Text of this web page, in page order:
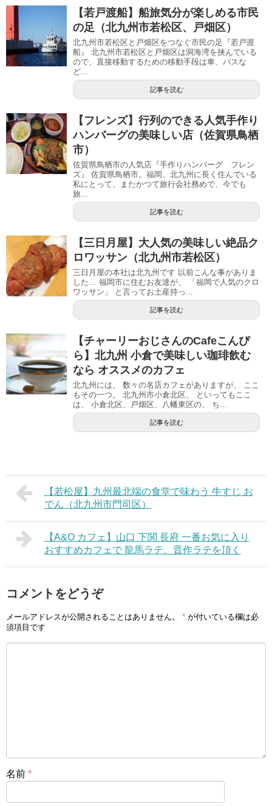
【若戸渡船】船旅気分が楽しめる市民
の足（北九州市若松区、戸畑区）
北九州市若松区と戸畑区をつなぐ市民の足『若戸渡
船』 北九州市若松区と戸畑区は洞海湾を挟んでいる
ので、直接移動するための移動手段は車、バスな
ど...
記事を読む
【フレンズ】行列のできる人気手作り
ハンバーグの美味しい店（佐賀県鳥栖
市）
佐賀県鳥栖市の人気店『手作りハンバーグ フレン
ズ』 佐賀県鳥栖市。福岡、北九州に長く住んでいる
私にとって、またかつて旅行会社務めで、今でも
旅...
記事を読む
【三日月屋】大人気の美味しい絶品ク
ロワッサン（北九州市若松区）
三日月屋の本社は北九州です 以前こんな事がありま
した… 福岡市に住むお友達が、 「福岡で人気のクロ
ワッサン」 と言ってお土産持っ...
記事を読む
【チャーリーおじさんのCafeこんぴ
ら】北九州 小倉で美味しい珈琲飲む
なら オススメのカフェ
北九州には、 数々の名店カフェがありますが、 ここ
もその一つ。 北九州市小倉北区、 といってもここ
は、 小倉北区、戸畑区、八幡東区の、 ち...
記事を読む
【若松屋】九州最北端の食堂で味わう 牛すじ お
でん（北九州市門司区）
【A&O カフェ】山口 下関 長府 一番お気に入り
おすすめカフェで 龍馬ラテ、晋作ラテを頂く
コメントをどうぞ
メールアドレスが公開されることはありません。 * が付いている欄は必
須項目です
名前 *